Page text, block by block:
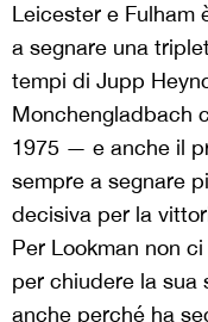
Leicester e Fulham
a segnare una
tempi di Jupp
Monchengladbach
1975 — e anche il
sempre a segnare
decisiva per la
Per Lookman non
per chiudere la sua
anche perché ha